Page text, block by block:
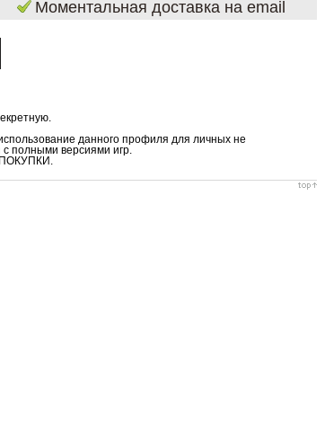
Моментальная доставка на email
данного профиля для личных не
полными версиями игр.